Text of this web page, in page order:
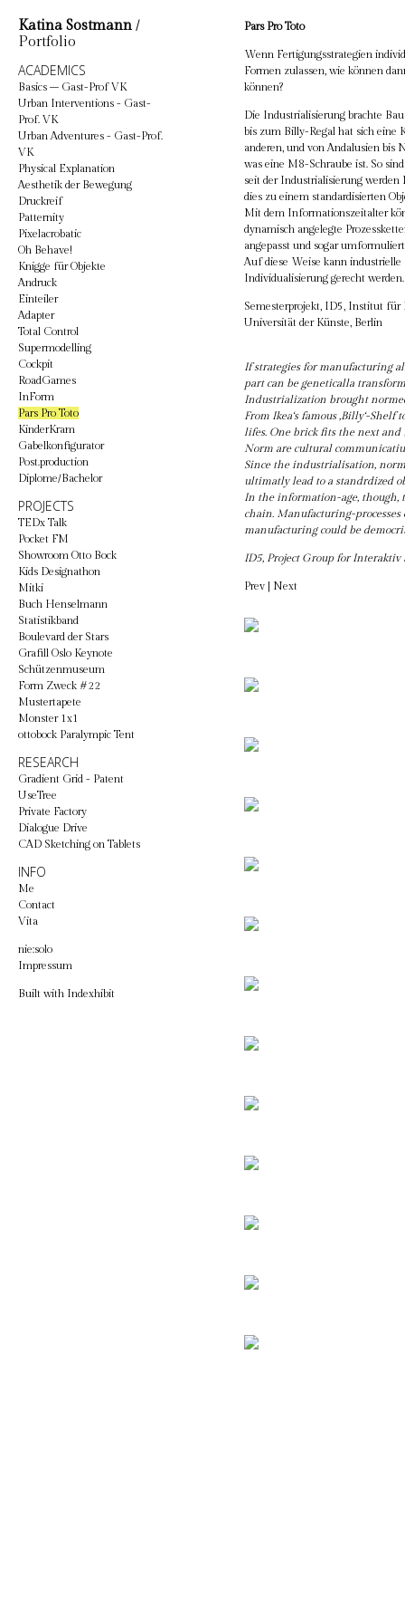
Katina Sostmann /
Portfolio
ACADEMICS
Basics – Gast-Prof VK
Urban Interventions - Gast-
Prof. VK
Urban Adventures - Gast-Prof.
VK
Physical Explanation
Aesthetik der Bewegung
Druckreif
Patternity
Pixelacrobatic
Oh Behave!
Knigge für Objekte
Andruck
Einteiler
Adapter
Total Control
Supermodelling
Cockpit
RoadGames
InForm
Pars Pro Toto
KinderKram
Gabelkonfigurator
Post.production
Diplome/Bachelor
PROJECTS
TEDx Talk
Pocket FM
Showroom Otto Bock
Kids Designathon
Mitki
Buch Henselmann
Statistikband
Boulevard der Stars
Grafill Oslo Keynote
Schützenmuseum
Form Zweck #22
Mustertapete
Monster 1x1
ottobock Paralympic Tent
RESEARCH
Gradient Grid - Patent
UseTree
Private Factory
Dialogue Drive
CAD Sketching on Tablets
INFO
Me
Contact
Vita
nie:solo
Impressum
Built with Indexhibit
Pars Pro Toto
Wenn Fertigungsstrategien
Formen zulassen, wie können
können?
Die Industrialisierung brachte
bis zum Billy-Regal hat sich eine
anderen, und von Andalusien bis
was eine M8-Schraube ist. So
seit der Industrialisierung
dies zu einem standardisierten
Mit dem Informationszeitalter
dynamisch angelegte
angepasst und sogar
Auf diese Weise kann
Individualisierung gerecht werden.
Semesterprojekt, ID5, Institut für
Universität der Künste, Berlin
If strategies for manufacturing
part can be geneticalla
Industrialization brought
From Ikea‘s famous ,Billy‘-
lifes. One brick fits the next
Norm are cultural
Since the industrialisation,
ultimatly lead to a standrdized
In the information-age, though,
chain. Manufacturing-
manufacturing could be
ID5, Project Group for Interaktiv
Prev Next